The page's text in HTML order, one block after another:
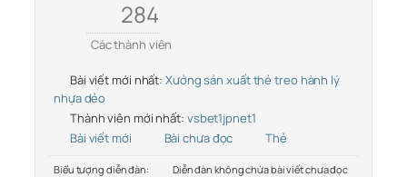
284
Các thành viên
Bài viết mới nhất: Xưởng sản xuất thẻ treo hành lý
nhựa dẻo
Thành viên mới nhất: vsbet1jpnet1
Bài viết mới
Bài chưa đọc Thẻ
Biểu tượng diễn đàn: Diễn đàn không chứa bài viết chưa đọc